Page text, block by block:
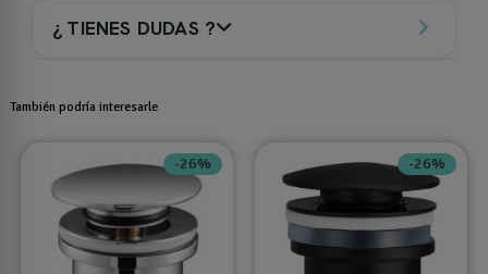
¿ TIENES DUDAS ?
También podría interesarle
-26% -26%